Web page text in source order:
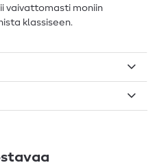
vaivattomasti moniin
klassiseen.